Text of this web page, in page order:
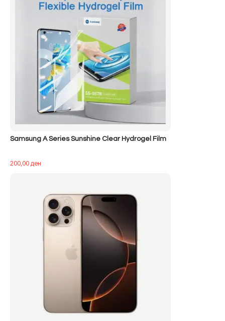
Samsung A Series Sunshine Clear Hydrogel Film
200,00ден